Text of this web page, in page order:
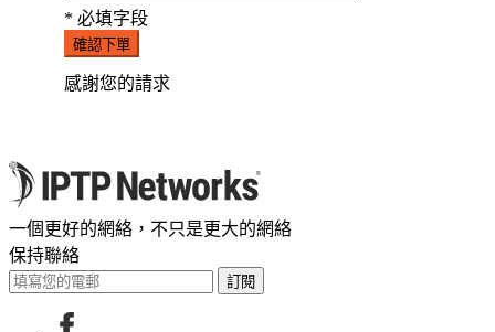
* 必填字段
確認下單
感謝您的請求
一個更好的網絡，不只是更大的網絡
保持聯絡
訂閱